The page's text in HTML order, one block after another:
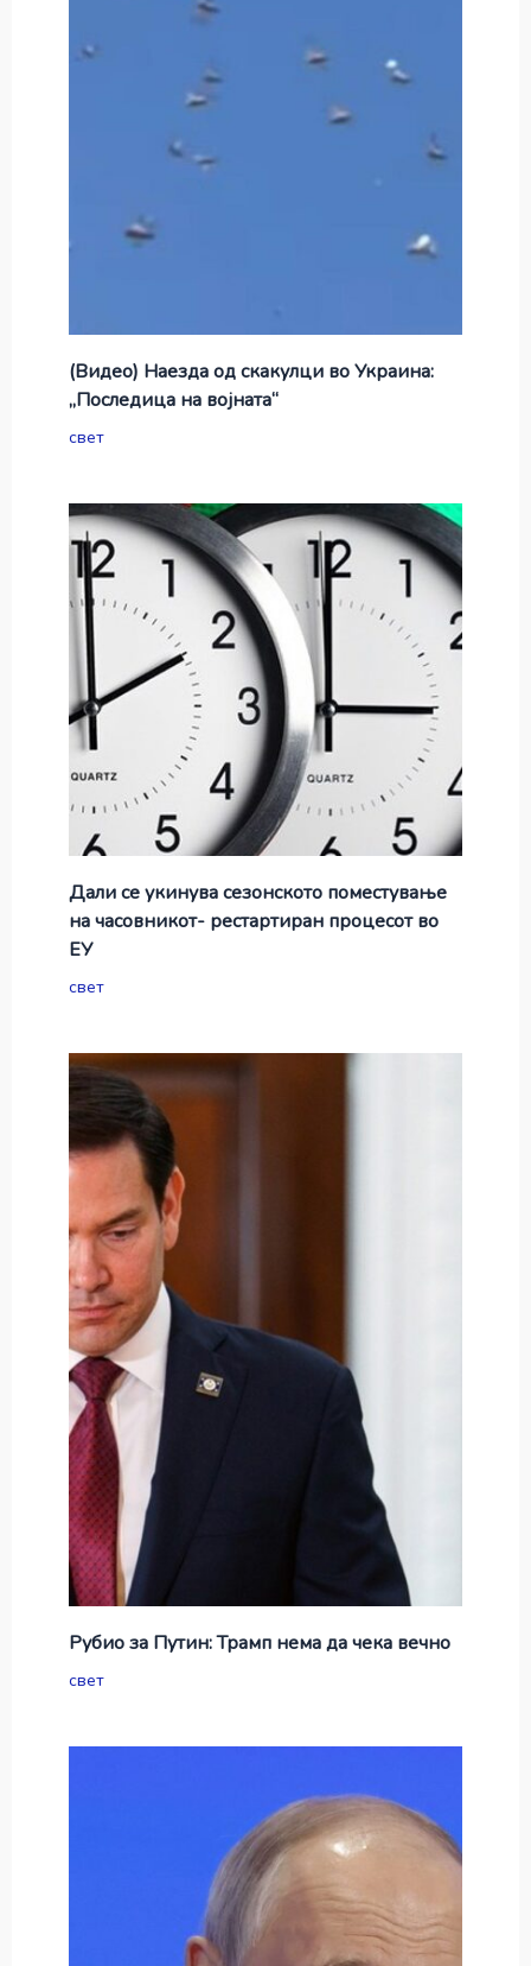
(Видео) Наезда од скакулци во Украина:
„Последица на војната“
свет
Дали се укинува сезонското поместување
на часовникот- рестартиран процесот во
ЕУ
свет
Рубио за Путин: Трамп нема да чека вечно
свет